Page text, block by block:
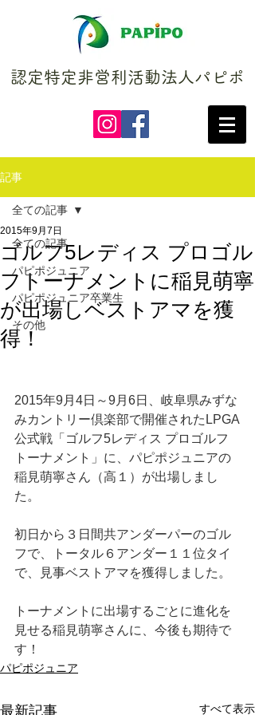
認定特定非営利活動法人パピポ
記事
全ての記事
パピポジュニア
パピポジュニア卒業生
その他
全ての記事
ゴルフ5レディス プロゴル
フトーナメントに稲見萌寧
が出場しベストアマを獲
得！
2015年9月7日
2015年9月4日～9月6日、岐阜県みずな
みカントリー倶楽部で開催されたLPGA
公式戦「ゴルフ5レディス プロゴルフ
トーナメント」に、パピポジュニアの
稲見萌寧さん（高１）が出場しまし
た。
初日から３日間共アンダーパーのゴル
フで、トータル６アンダー１１位タイ
で、見事ベストアマを獲得しました。
トーナメントに出場するごとに進化を
見せる稲見萌寧さんに、今後も期待で
す！
パピポジュニア
最新記事 すべて表示